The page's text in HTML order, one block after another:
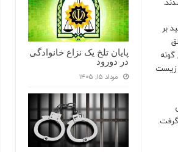
پایان تلخ یک نزاع خانوادگی
در دورود
مرداد ۱۵, ۱۴۰۵
بر
زیست